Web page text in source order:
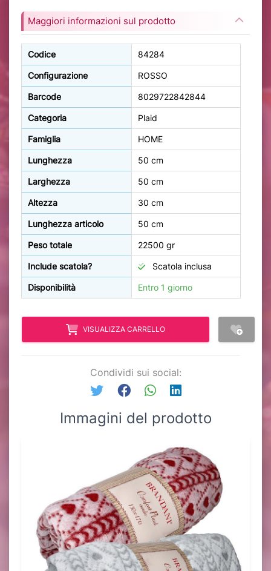
Maggiori informazioni sul prodotto
Codice 84284
Configurazione ROSSO
Barcode 8029722842844
Categoria Plaid
Famiglia HOME
Lunghezza 50 cm
Larghezza 50 cm
Altezza 30 cm
Lunghezza articolo 50 cm
Peso totale 22500 gr
Include scatola? Scatola inclusa
Disponibilità Entro 1 giorno
VISUALIZZA CARRELLO
Condividi sui social:
Immagini del prodotto